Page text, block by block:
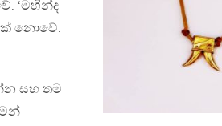
‘මහින්ද
නොවේ.
සහ තම